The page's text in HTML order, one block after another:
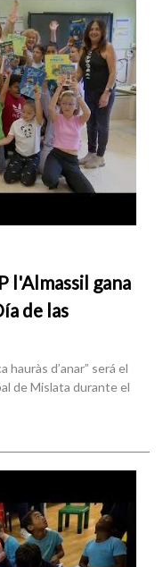
l'Almassil gana
de las
hauràs d’anar” será el
de Mislata durante el